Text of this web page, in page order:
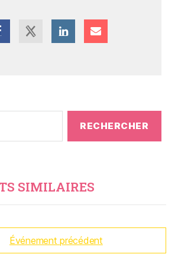
SIMILAIRES
Événement précédent